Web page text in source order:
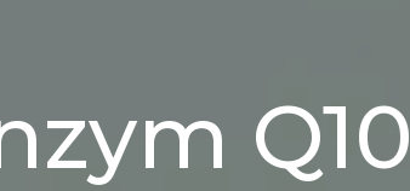
Q10